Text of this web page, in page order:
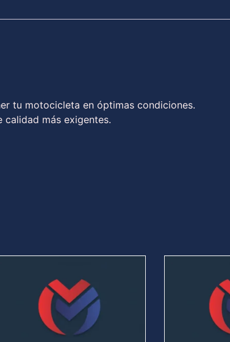
tu motocicleta en óptimas condiciones.
calidad más exigentes.